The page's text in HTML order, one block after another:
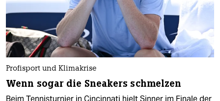
Profisport und Klimakrise
Wenn sogar die Sneakers schmelzen
Beim Tennisturnier in Cincinnati hielt Sinner im Finale der